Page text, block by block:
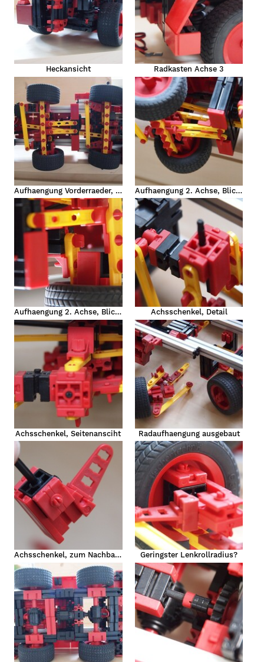
Heckansicht Radkasten Achse 3
Aufhaengung Vorderraeder, Lenkung Aufhaengung 2. Achse, Blick seitlich
Aufhaengung 2. Achse, Blick von unten Achsschenkel, Detail
Achsschenkel, Seitenansciht Radaufhaengung ausgebaut
Achsschenkel, zum Nachbauen Geringster Lenkrollradius?